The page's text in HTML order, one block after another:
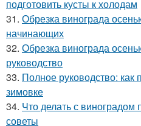
подготовить кусты к холодам
31. Обрезка винограда
начинающих
32. Обрезка винограда
руководство
33. Полное руководство: как
зимовке
34. Что делать с
советы